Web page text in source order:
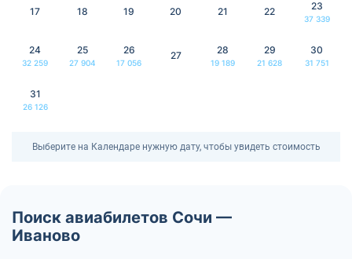
17 18 19 20 21 22 23
37 339
24
32 259
25
27 904
26
17 056
27 28
19 189
29
21 628
30
31 751
31
26 126
Выберите на Календаре нужную дату, чтобы увидеть стоимость
Поиск авиабилетов Сочи —
Иваново